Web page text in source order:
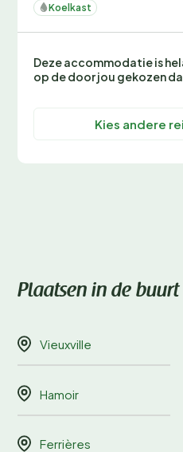
Koelkast
Deze accommodatie is
op de door jou gekozen
Kies andere
Plaatsen in de buurt
Vieuxville
Hamoir
Ferrières